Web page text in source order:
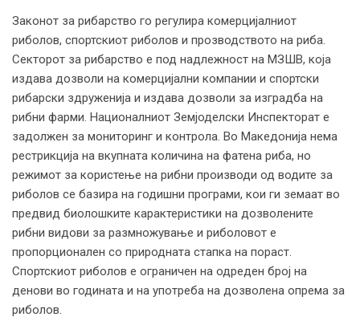
Законот за рибарство го регулира комерцијалниот
риболов, спортскиот риболов и прозводството на риба.
Секторот за рибарство е под надлежност на МЗШВ, која
издава дозволи на комерцијални компании и спортски
рибарски здруженија и издава дозволи за изградба на
рибни фарми. Националниот Земјоделски Инспекторат е
задолжен за мониторинг и контрола. Во Македонија нема
рестрикција на вкупната количина на фатена риба, но
режимот за користење на рибни производи од водите за
риболов се базира на годишни програми, кои ги земаат во
предвид биолошките карактеристики на дозволените
рибни видови за размножување и риболовот е
пропорционален со природната стапка на пораст.
Спортскиот риболов е ограничен на одреден број на
денови во годината и на употреба на дозволена опрема за
риболов.